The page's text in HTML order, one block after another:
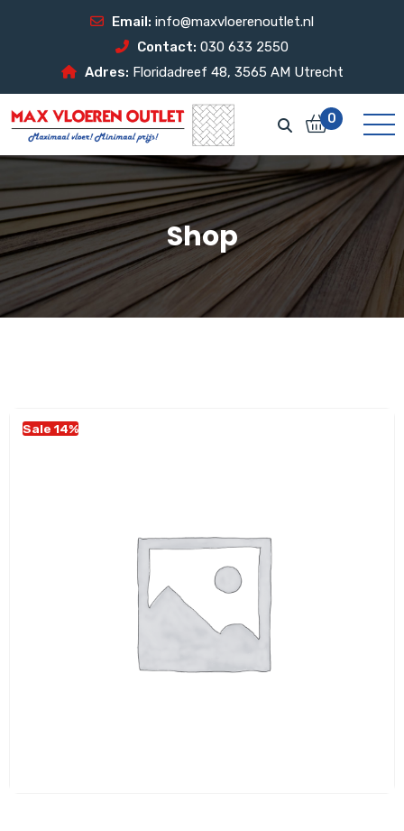
Email: info@maxvloerenoutlet.nl
Contact: 030 633 2550
Adres: Floridadreef 48, 3565 AM Utrecht
0
Shop
Sale 14%